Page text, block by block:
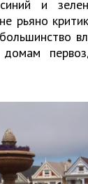
и
рьяно
домам